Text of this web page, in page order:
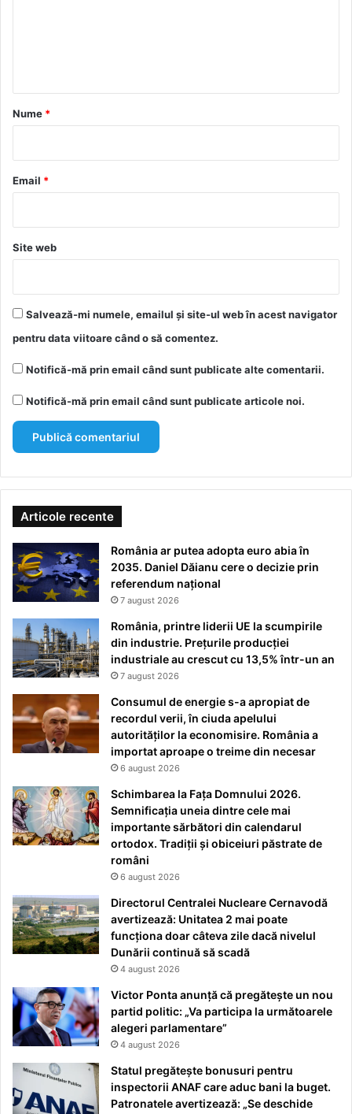
r
*
Nume *
Email *
Site web
Salvează-mi numele, emailul și site-ul web în acest navigator
pentru data viitoare când o să comentez.
Notifică-mă prin email când sunt publicate alte comentarii.
Notifică-mă prin email când sunt publicate articole noi.
Articole recente
România ar putea adopta euro abia în
2035. Daniel Dăianu cere o decizie prin
referendum național
7 august 2026
România, printre liderii UE la scumpirile
din industrie. Prețurile producției
industriale au crescut cu 13,5% într-un an
7 august 2026
Consumul de energie s-a apropiat de
recordul verii, în ciuda apelului
autorităților la economisire. România a
importat aproape o treime din necesar
6 august 2026
Schimbarea la Fața Domnului 2026.
Semnificația uneia dintre cele mai
importante sărbători din calendarul
ortodox. Tradiții și obiceiuri păstrate de
români
6 august 2026
Directorul Centralei Nucleare Cernavodă
avertizează: Unitatea 2 mai poate
funcționa doar câteva zile dacă nivelul
Dunării continuă să scadă
4 august 2026
Victor Ponta anunță că pregătește un nou
partid politic: „Va participa la următoarele
alegeri parlamentare”
4 august 2026
Statul pregătește bonusuri pentru
inspectorii ANAF care aduc bani la buget.
Patronatele avertizează: „Se deschide